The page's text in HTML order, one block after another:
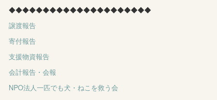
◆◆◆◆◆◆◆◆◆◆◆◆◆◆◆◆◆◆◆◆◆
譲渡報告
寄付報告
支援物資報告
会計報告・会報
NPO法人一匹でも犬・ねこを救う会